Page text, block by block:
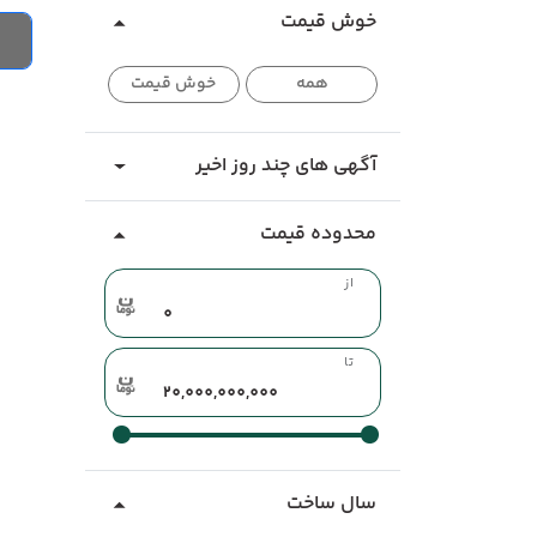
خوش قیمت
همه خوش قیمت
آگهی های چند روز اخیر
محدوده قیمت
از
تا
سال ساخت